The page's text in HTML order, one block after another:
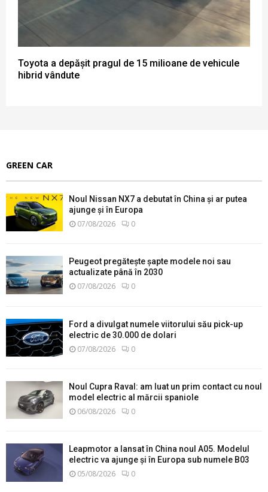
Toyota a depășit pragul de 15 milioane de vehicule
hibrid vândute
GREEN CAR
Noul Nissan NX7 a debutat în China și ar putea
ajunge și în Europa
07/08/2026 0
Peugeot pregătește șapte modele noi sau
actualizate până în 2030
07/08/2026 0
Ford a divulgat numele viitorului său pick-up
electric de 30.000 de dolari
07/08/2026 0
Noul Cupra Raval: am luat un prim contact cu noul
model electric al mărcii spaniole
06/08/2026 0
Leapmotor a lansat în China noul A05. Modelul
electric va ajunge și în Europa sub numele B03
05/08/2026 0